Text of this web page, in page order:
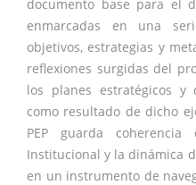
documento base para el
enmarcadas en una
objetivos, estrategias y
reflexiones surgidas del
los planes estratégicos y
como resultado de dicho
PEP guarda
Institucional y la dinámica
en un instrumento de